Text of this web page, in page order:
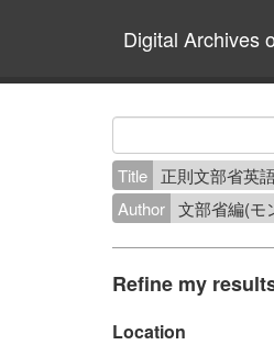
Digital Archives
Title
正則文部省英
Author 文部省編(モ
Refine my
Location